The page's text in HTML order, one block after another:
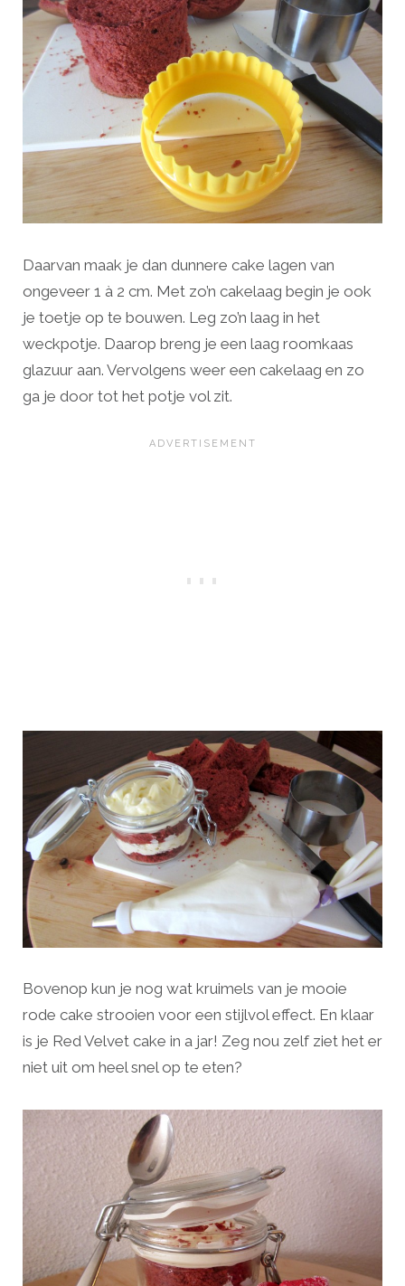
Daarvan maak je dan dunnere cake lagen van
ongeveer 1 à 2 cm. Met zo’n cakelaag begin je ook
je toetje op te bouwen. Leg zo’n laag in het
weckpotje. Daarop breng je een laag roomkaas
glazuur aan. Vervolgens weer een cakelaag en zo
ga je door tot het potje vol zit.
Bovenop kun je nog wat kruimels van je mooie
rode cake strooien voor een stijlvol effect. En klaar
is je Red Velvet cake in a jar! Zeg nou zelf ziet het er
niet uit om heel snel op te eten?